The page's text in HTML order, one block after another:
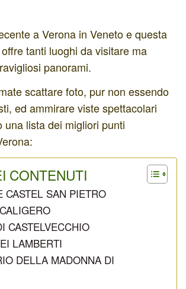
a Verona in Veneto e questa
tanti luoghi da visitare ma
panorami.
scattare foto, pur non essendo
ed ammirare viste spettacolari
una lista dei migliori punti
CONTENUTI
CASTEL SAN PIETRO
CASTELVECCHIO
LAMBERTI
DELLA MADONNA DI